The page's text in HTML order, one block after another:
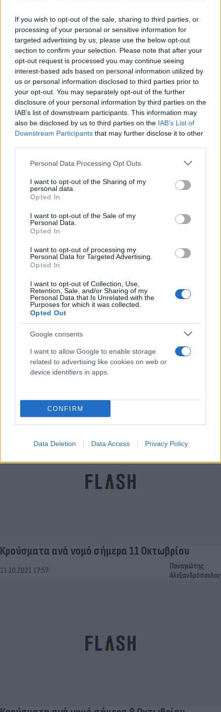
If you wish to opt-out of the sale, sharing to third parties, or
processing of your personal or sensitive information for
targeted advertising by us, please use the below opt-out
section to confirm your selection. Please note that after your
opt-out request is processed you may continue seeing
interest-based ads based on personal information utilized by
us or personal information disclosed to third parties prior to
your opt-out. You may separately opt-out of the further
disclosure of your personal information by third parties on the
IAB’s list of downstream participants. This information may
also be disclosed by us to third parties on the IAB’s List of
Downstream Participants that may further disclose it to other
Please note that this website/app uses one or more Google
not limited to your visit or usage behaviour. You may click to
grant or deny consent to Google and its third-party tags to
use your data for below specified purposes in below Google
consent section.
Personal Data Processing Opt Outs
I want to opt-out of the Sharing of my
personal data.
Opted In
I want to opt-out of the Sale of my
Personal Data.
Opted In
I want to opt-out of processing my
Personal Data for Targeted Advertising.
Opted In
I want to opt-out of Collection, Use,
Retention, Sale, and/or Sharing of my
Personal Data that Is Unrelated with the
Purposes for which it was collected.
Opted Out
Google consents
I want to allow Google to enable storage
related to advertising like cookies on web or
device identifiers in apps.
CONFIRM
Data Deletion Data Access Privacy Policy
Κρούσματα ανά νομό 29 Οκτωβρίου
29.10.2021 17:58
Παναγιώτης
Αλεξανδρόπουλος
Κρούσματα ανά νομό 28 Οκτωβρίου
28.10.2021 17:57
Αλεξανδρόπουλος
17.10.2021 17:59
Κρούσματα ανά νομό σήμερα 11 Οκτωβρίου
11.10.2021 17:57
Παναγιώτης
Αλεξανδρόπουλος